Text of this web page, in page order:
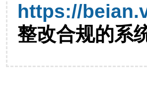
https://
整改合规的系